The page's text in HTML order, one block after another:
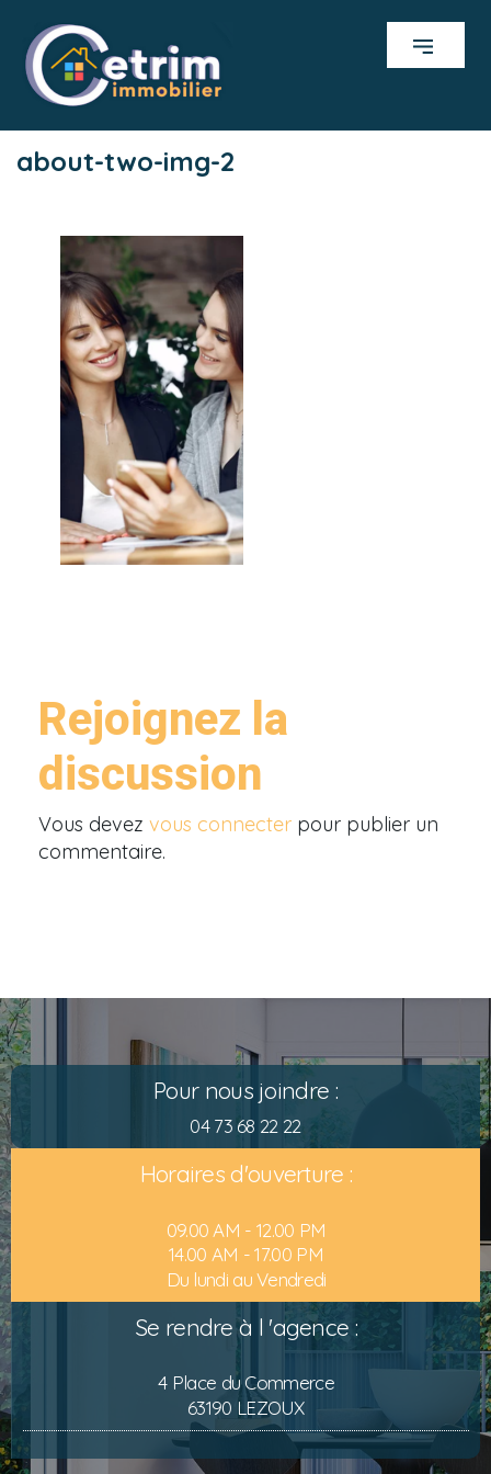
about-two-img-2
Rejoignez la
discussion
Vous devez vous connecter pour publier un
commentaire.
Pour nous joindre :
04 73 68 22 22
Horaires d'ouverture :
09.00 AM - 12.00 PM
14.00 AM - 17.00 PM
Du lundi au Vendredi
Se rendre à l 'agence :
4 Place du Commerce
63190 LEZOUX